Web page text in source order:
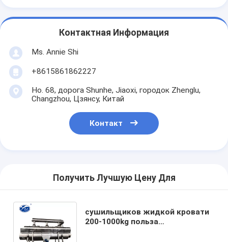
Контактная Информация
Ms. Annie Shi
+8615861862227
Но. 68, дорога Shunhe, Jiaoxi, городок Zhenglu,
Changzhou, Цзянсу, Китай
Контакт
Получить Лучшую Цену Для
сушильщиков жидкой кровати
200-1000kg польза